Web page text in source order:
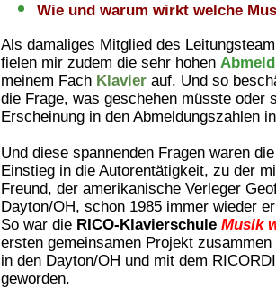
Wie und warum wirkt welche
Als damaliges Mitglied des
fielen mir zudem die sehr hohen
meinem Fach Klavierauf. Und so
die Frage, was geschehen müsste oder
Erscheinung in den Abmeldungszahlen
Und diese spannenden Fragen waren
Einstieg in die Autorentätigkeit, zu der
Freund, der amerikanische Verleger
Dayton/OH, schon 1985 immer wieder
So war die RICO-Klavierschule Musik
ersten gemeinsamen Projekt
in den Dayton/OH und mit dem
geworden.